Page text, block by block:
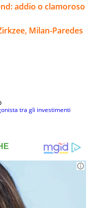
addio o clamoroso
Milan-Paredes
tra gli investimenti